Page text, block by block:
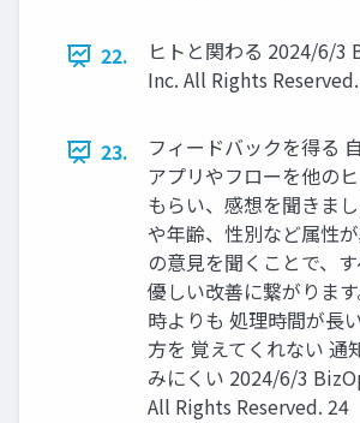
22.
ヒトと関わる 2024/6/3
Inc. All Rights
23.
フィードバックを得る
アプリやフローを他の
もらい、感想を聞きま
や年齢、性別など属性
の意見を聞くことで、
優しい改善に繋がりま
時よりも 処理時間が長
方を 覚えてくれない 通
みにくい 2024/6/3
All Rights Reserved. 24